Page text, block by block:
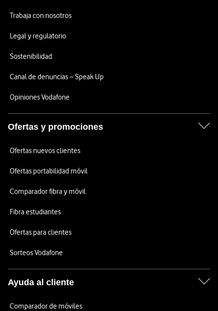
Trabaja con nosotros
Legal y regulatorio
Sostenibilidad
Canal de denuncias – Speak Up
Opiniones Vodafone
Ofertas y promociones
Ofertas nuevos clientes
Ofertas portabilidad móvil
Comparador fibra y móvil
Fibra estudiantes
Ofertas para clientes
Sorteos Vodafone
Ayuda al cliente
Comparador de móviles